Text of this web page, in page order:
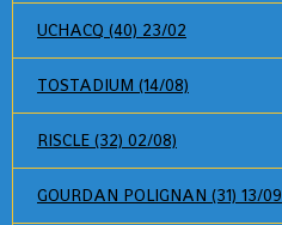
UCHACQ (40) 23/02
TOSTADIUM (14/08)
RISCLE (32) 02/08)
GOURDAN POLIGNAN (31) 13/09